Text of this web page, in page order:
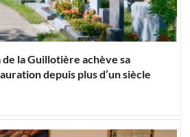
la Guillotière achève sa
depuis plus d’un siècle